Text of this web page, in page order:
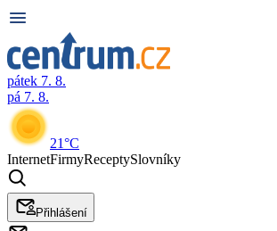
pátek 7. 8.
pá 7. 8.
21°C
InternetFirmyReceptySlovníky
Přihlášení